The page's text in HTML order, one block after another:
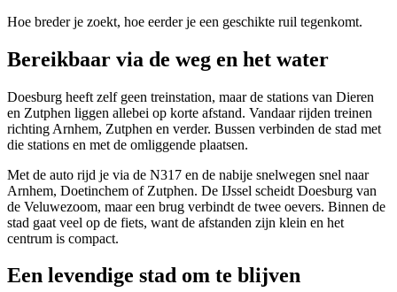
Hoe breder je zoekt, hoe eerder je een geschikte ruil tegenkomt.
Bereikbaar via de weg en het water
Doesburg heeft zelf geen treinstation, maar de stations van Dieren
en Zutphen liggen allebei op korte afstand. Vandaar rijden treinen
richting Arnhem, Zutphen en verder. Bussen verbinden de stad met
die stations en met de omliggende plaatsen.
Met de auto rijd je via de N317 en de nabije snelwegen snel naar
Arnhem, Doetinchem of Zutphen. De IJssel scheidt Doesburg van
de Veluwezoom, maar een brug verbindt de twee oevers. Binnen de
stad gaat veel op de fiets, want de afstanden zijn klein en het
centrum is compact.
Een levendige stad om te blijven